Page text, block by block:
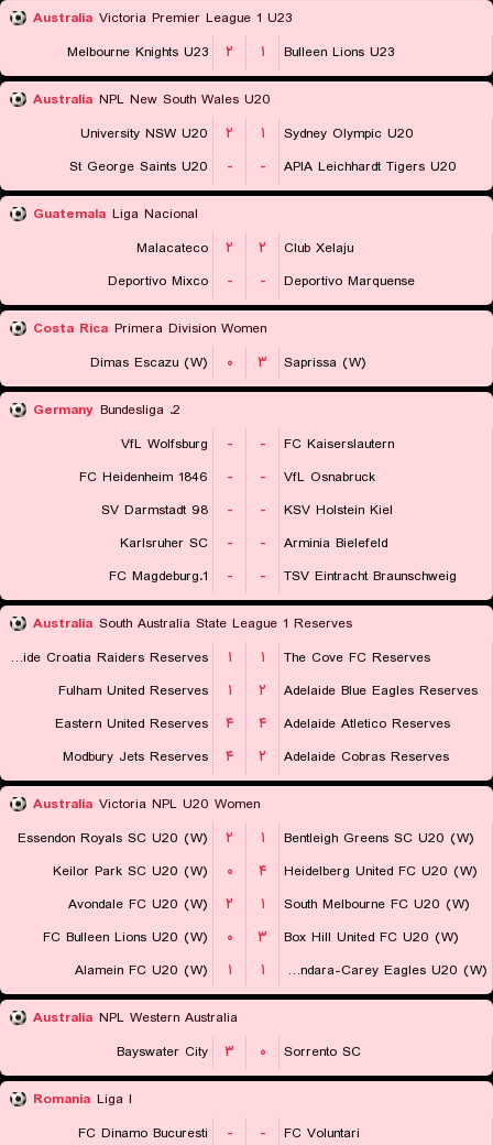
Australia Victoria Premier League 1 U23
Melbourne Knights U23
۲ ۱ Bulleen Lions U23
Australia NPL New South Wales U20
University NSW U20
۲ ۱
Sydney Olympic U20
St George Saints U20
- - APIA Leichhardt Tigers U20
Guatemala Liga Nacional
Malacateco
۲ ۲
Club Xelaju
Deportivo Mixco
- - Deportivo Marquense
Costa Rica Primera Division Women
Dimas Escazu (W)
۰ ۳ Saprissa (W)
Germany
2. Bundesliga
VfL Wolfsburg
- -
FC Kaiserslautern
FC Heidenheim 1846
- -
VfL Osnabruck
SV Darmstadt 98
- -
KSV Holstein Kiel
Karlsruher SC
- -
Arminia Bielefeld
1.FC Magdeburg
- - TSV Eintracht Braunschweig
Australia South Australia State League 1 Reserves
Adelaide Croatia Raiders Reserves
۱ ۱
The Cove FC Reserves
Fulham United Reserves
۱ ۲
Adelaide Blue Eagles Reserves
Eastern United Reserves
۴ ۴
Adelaide Atletico Reserves
Modbury Jets Reserves
۴ ۲ Adelaide Cobras Reserves
Australia Victoria NPL U20 Women
Essendon Royals SC U20 (W)
۲ ۱
Bentleigh Greens SC U20 (W)
Keilor Park SC U20 (W)
۰ ۴
Heidelberg United FC U20 (W)
Avondale FC U20 (W)
۲ ۱
South Melbourne FC U20 (W)
FC Bulleen Lions U20 (W)
۰ ۳
Box Hill United FC U20 (W)
Alamein FC U20 (W)
۱ ۱ Boroondara-Carey Eagles U20 (W)
Australia NPL Western Australia
Bayswater City
۳ ۰ Sorrento SC
Romania Liga I
FC Dinamo Bucuresti
- - FC Voluntari